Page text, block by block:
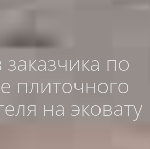
по
плиточного
на эковату